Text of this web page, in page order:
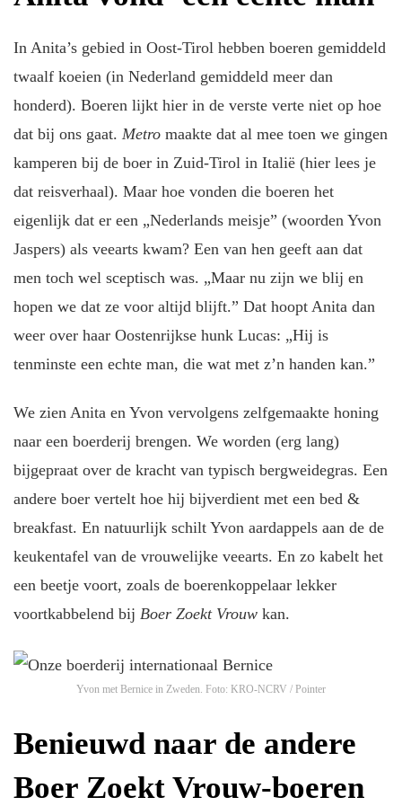
In Anita’s gebied in Oost-Tirol hebben boeren gemiddeld
twaalf koeien (in Nederland gemiddeld meer dan
honderd). Boeren lijkt hier in de verste verte niet op hoe
dat bij ons gaat. Metromaakte dat al mee toen we gingen
kamperen bij de boer in Zuid-Tirol in Italië (hier lees je
dat reisverhaal). Maar hoe vonden die boeren het
eigenlijk dat er een „Nederlands meisje” (woorden Yvon
Jaspers) als veearts kwam? Een van hen geeft aan dat
men toch wel sceptisch was. „Maar nu zijn we blij en
hopen we dat ze voor altijd blijft.” Dat hoopt Anita dan
weer over haar Oostenrijkse hunk Lucas: „Hij is
tenminste een echte man, die wat met z’n handen kan.”
We zien Anita en Yvon vervolgens zelfgemaakte honing
naar een boerderij brengen. We worden (erg lang)
bijgepraat over de kracht van typisch bergweidegras. Een
andere boer vertelt hoe hij bijverdient met een bed &
breakfast. En natuurlijk schilt Yvon aardappels aan de de
keukentafel van de vrouwelijke veearts. En zo kabelt het
een beetje voort, zoals de boerenkoppelaar lekker
voortkabbelend bij Boer Zoekt Vrouwkan.
Yvon met Bernice in Zweden. Foto: KRO-NCRV / Pointer
Benieuwd naar de andere
Boer Zoekt Vrouw-boeren